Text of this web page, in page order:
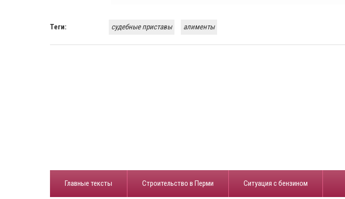
Теги: судебные приставы алименты
Главные тексты Строительство в Перми ​Ситуация с бензином